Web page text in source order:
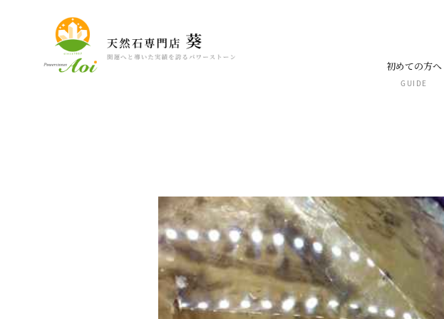
: Undefined variable $content in /home/luckymoon/aoi-powerstone.com/
初めての方へ
GUIDE